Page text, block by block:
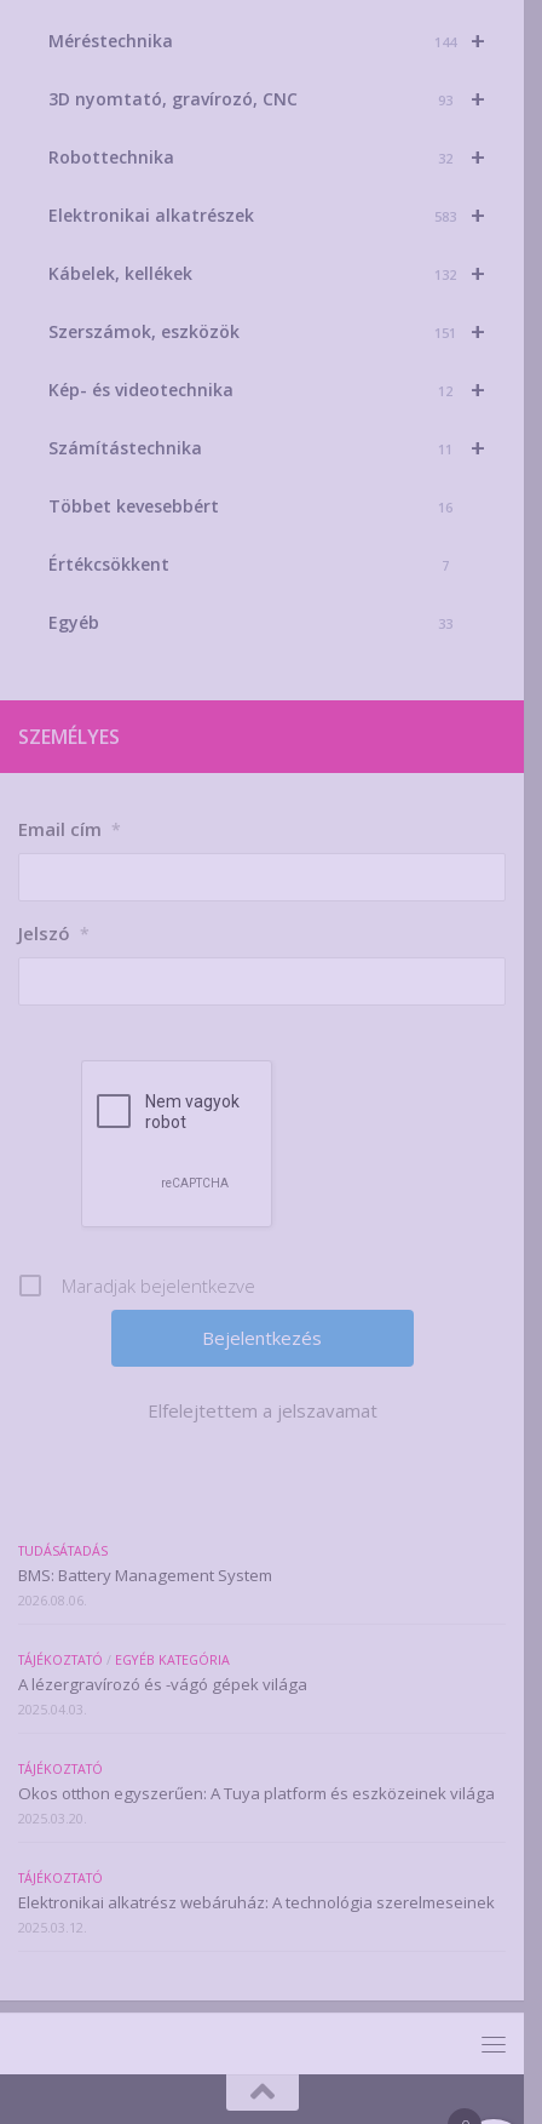
+
Méréstechnika 144
+
3D nyomtató, gravírozó, CNC 93
+
Robottechnika 32
+
Elektronikai alkatrészek 583
+
Kábelek, kellékek 132
+
Szerszámok, eszközök 151
+
Kép- és videotechnika 12
+
Számítástechnika 11
Többet kevesebbért 16
Értékcsökkent 7
Egyéb 33
SZEMÉLYES
Email cím *
Jelszó *
Maradjak bejelentkezve
Elfelejtettem a jelszavamat
TUDÁSÁTADÁS
BMS: Battery Management System
2026.08.06.
TÁJÉKOZTATÓ / EGYÉB KATEGÓRIA
A lézergravírozó és -vágó gépek világa
2025.04.03.
TÁJÉKOZTATÓ
Okos otthon egyszerűen: A Tuya platform és eszközeinek világa
2025.03.20.
TÁJÉKOZTATÓ
Elektronikai alkatrész webáruház: A technológia szerelmeseinek
2025.03.12.